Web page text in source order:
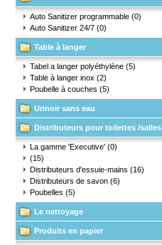
Auto Sanitizer programmable (0)
Auto Sanitizer 24/7 (0)
Table à langer
Tabel a langer polyéthylène (5)
Table à langer inox (2)
Poubelle à couches (5)
Urinoir sans eau
Distributeurs pour toilettes /salles
d'eauLa gamme 'Executive' (0)
(15)
Distributeurs d'essuie-mains (16)
Distributeurs de savon (6)
Poubelles (5)
Le nettoyage
Produits en papier